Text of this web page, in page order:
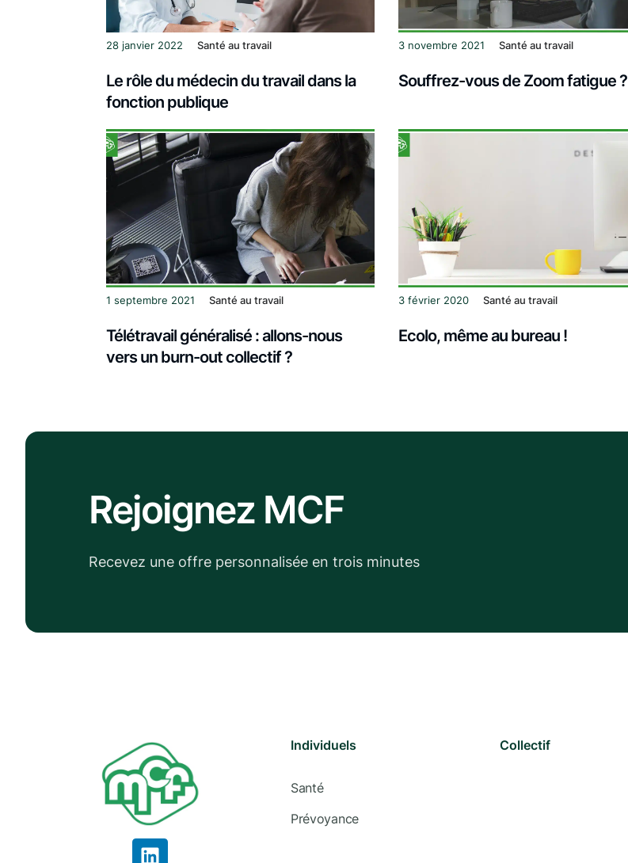
28 janvier 2022 Santé au travail
Le rôle du médecin du travail dans la
fonction publique
3 novembre 2021 Santé au travail
Souffrez-vous de Zoom fatigue ?
1 septembre 2021 Santé au travail
Télétravail généralisé : allons-nous
vers un burn-out collectif ?
3 février 2020 Santé au travail
Ecolo, même au bureau !
Rejoignez MCF
Recevez une offre personnalisée en trois minutes
Individuels
Santé
Prévoyance
Collectif